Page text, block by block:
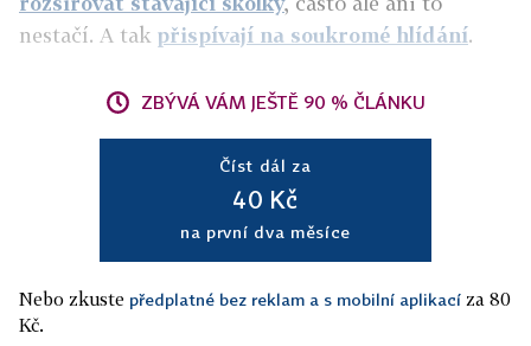
nestačí. A tak přispívají na soukromé hlídání.
ZBÝVÁ VÁM JEŠTĚ 90 % ČLÁNKU
Číst dál za
40 Kč
na první dva měsíce
Nebo zkuste předplatné bez reklam a s mobilní aplikací za 80
Kč.